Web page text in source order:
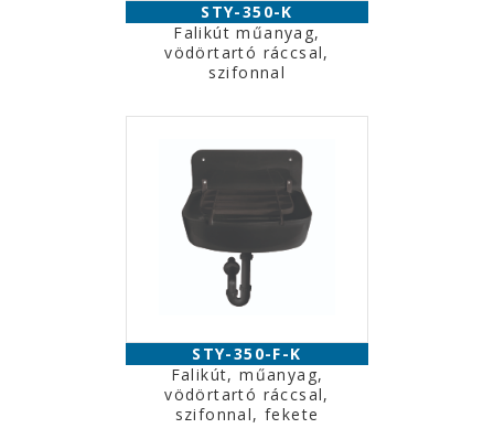
STY-350-K
Falikút műanyag,
vödörtartó ráccsal,
szifonnal
STY-350-F-K
Falikút, műanyag,
vödörtartó ráccsal,
szifonnal, fekete